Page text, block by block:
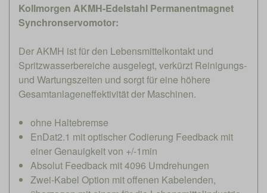
Kollmorgen AKMH-Edelstahl Permanentmagnet
Synchronservomotor:
Der AKMH ist für den Lebensmittelkontakt und
Spritzwasserbereiche ausgelegt, verkürzt Reinigungs-
und Wartungszeiten und sorgt für eine höhere
Gesamtanlageneffektivität der Maschinen.
ohne Haltebremse
EnDat2.1 mit optischer Codierung Feedback mit
einer Genauigkeit von +/-1min
Absolut Feedback mit 4096 Umdrehungen
Zwei-Kabel Option mit offenen Kabelenden,